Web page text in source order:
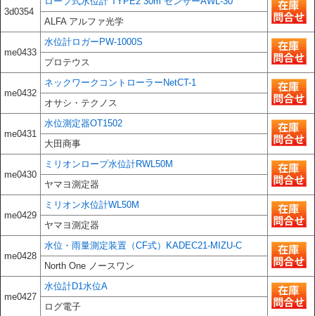
3d0354
ALFA アルファ光学
me0433
水位計ロガーPW-1000S
プロテウス
me0432
ネックワークコントローラーNetCT-1
オサシ・テクノス
me0431
水位測定器OT1502
大田商事
me0430
ミリオンロープ水位計RWL50M
ヤマヨ測定器
me0429
ミリオン水位計WL50M
ヤマヨ測定器
me0428
水位・雨量測定装置（CF式）KADEC21‐MIZU‐C
North One ノースワン
me0427
水位計D1水位A
ログ電子